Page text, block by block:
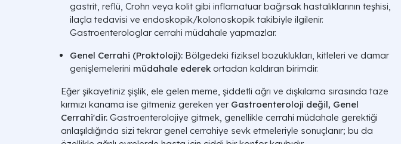
gastrit, reflü, Crohn veya kolit gibi inflamatuar bağırsak hastalıklarının teşhisi,
ilaçla tedavisi ve endoskopik/kolonoskopik takibiyle ilgilenir.
Gastroenterologlar cerrahi müdahale yapmazlar.
Genel Cerrahi (Proktoloji): Bölgedeki fiziksel bozuklukları, kitleleri ve damar
genişlemelerini müdahale ederek ortadan kaldıran birimdir.
Eğer şikayetiniz şişlik, ele gelen meme, şiddetli ağrı ve dışkılama sırasında taze
kırmızı kanama ise gitmeniz gereken yer Gastroenteroloji değil, Genel
Cerrahi'dir. Gastroenterolojiye gitmek, genellikle cerrahi müdahale gerektiği
anlaşıldığında sizi tekrar genel cerrahiye sevk etmeleriyle sonuçlanır; bu da